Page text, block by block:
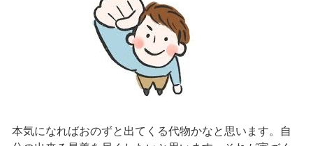
本気になればおのずと出てくる代物かなと思います。自